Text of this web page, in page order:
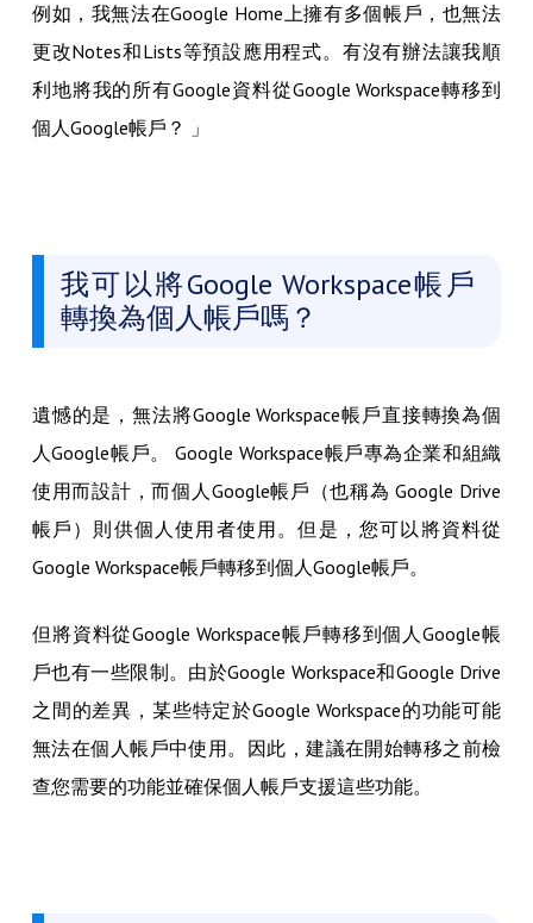
例如，我無法在Google Home上擁有多個帳戶，也無法
更改Notes和Lists等預設應用程式。有沒有辦法讓我順
利地將我的所有Google資料從Google Workspace轉移到
個人Google帳戶？ 」
我可以將Google Workspace帳戶
轉換為個人帳戶嗎？
遺憾的是，無法將Google Workspace帳戶直接轉換為個
人Google帳戶。 Google Workspace帳戶專為企業和組織
使用而設計，而個人Google帳戶（也稱為 Google Drive
帳戶）則供個人使用者使用。但是，您可以將資料從
Google Workspace帳戶轉移到個人Google帳戶。
但將資料從Google Workspace帳戶轉移到個人Google帳
戶也有一些限制。由於Google Workspace和Google Drive
之間的差異，某些特定於Google Workspace的功能可能
無法在個人帳戶中使用。因此，建議在開始轉移之前檢
查您需要的功能並確保個人帳戶支援這些功能。